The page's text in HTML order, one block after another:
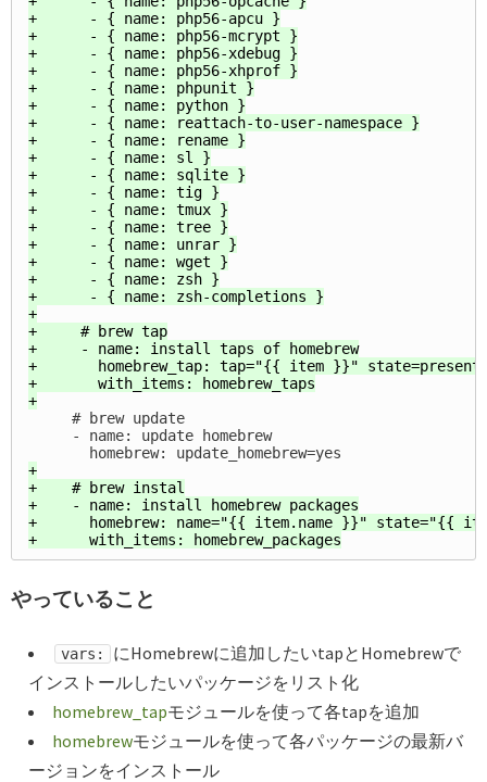
+      - { name: php56-apcu }
+      - { name: php56-mcrypt }
+      - { name: php56-xdebug }
+      - { name: php56-xhprof }
+      - { name: phpunit }
+      - { name: python }
+      - { name: reattach-to-user-namespace }
+      - { name: rename }
+      - { name: sl }
+      - { name: sqlite }
+      - { name: tig }
+      - { name: tmux }
+      - { name: tree }
+      - { name: unrar }
+      - { name: wget }
+      - { name: zsh }
+      - { name: zsh-completions }
+
+     # brew tap
+     - name: install taps of homebrew
+       homebrew_tap: tap="{{ item }}" state=present
+       with_items: homebrew_taps
     # brew update
     - name: update homebrew
+
+    # brew instal
+    - name: install homebrew packages
+      homebrew: name="{{ item.name }}"
やっていること
vars:
にHomebrewに追加したいtapとHomebrewで
インストールしたいパッケージをリスト化
homebrew_tapモジュールを使って各tapを追加
homebrewモジュールを使って各パッケージの最新バ
ージョンをインストール